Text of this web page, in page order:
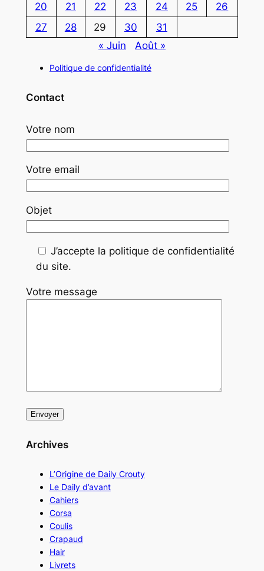
20
21 22 23 24 25
26
27
28 29 30
31
« Juin
Août »
Politique de confidentialité
Contact
Votre nom
Votre email
Objet
J’accepte la politique de confidentialité
du site.
Votre message
Archives
L’Origine de Daily Crouty
Le Daily d’avant
Cahiers
Corsa
Coulis
Crapaud
Hair
Livrets